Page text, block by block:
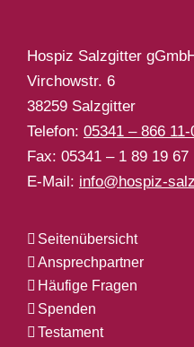
Hospiz Salzgitter
Virchowstr. 6
38259 Salzgitter
Telefon: 05341 – 866 11-
Fax: 05341 – 1 89 19 67
E-Mail: info@hospiz-
Seitenübersicht
Ansprechpartner
Häufige Fragen
Spenden
Testament